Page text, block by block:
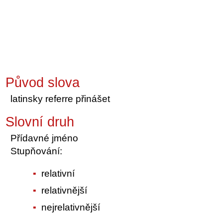
Původ slova
latinsky referre přinášet
Slovní druh
Přídavné jméno
Stupňování:
relativní
relativnější
nejrelativnější